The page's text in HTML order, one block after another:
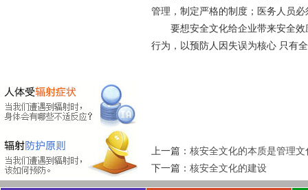
管理，制定严格的制度；医务人员
要想安全文化给企业带来安全效
行为，以预防人因失误为核心 只有
上一篇： 核安全文化的本质是管理文
下一篇： 核安全文化的建设